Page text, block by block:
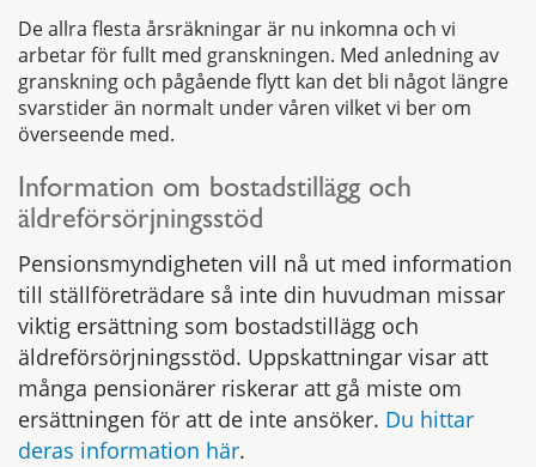
De allra flesta årsräkningar är nu inkomna och vi
arbetar för fullt med granskningen. Med anledning av
granskning och pågående flytt kan det bli något längre
svarstider än normalt under våren vilket vi ber om
överseende med.
Information om bostadstillägg och
äldreförsörjningsstöd
Pensionsmyndigheten vill nå ut med information
till ställföreträdare så inte din huvudman missar
viktig ersättning som bostadstillägg och
äldreförsörjningsstöd. Uppskattningar visar att
många pensionärer riskerar att gå miste om
ersättningen för att de inte ansöker. Du hittar
deras information här.